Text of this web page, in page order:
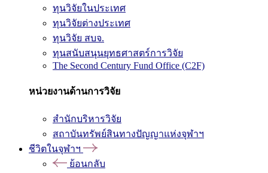
ทุนวิจัยในประเทศ
ทุนวิจัยต่างประเทศ
ทุนวิจัย สบจ.
ทุนสนับสนุนยุทธศาสตร์การวิจัย
The Second Century Fund Office (C2F)
หน่วยงานด้านการวิจัย
สำนักบริหารวิจัย
สถาบันทรัพย์สินทางปัญญาแห่งจุฬาฯ
ชีวิตในจุฬาฯ
ย้อนกลับ